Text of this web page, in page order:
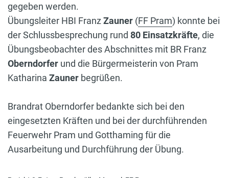
gegeben werden.
Übungsleiter HBI Franz Zauner (FF Pram) konnte bei
der Schlussbesprechung rund 80 Einsatzkräfte, die
Übungsbeobachter des Abschnittes mit BR Franz
Oberndorfer und die Bürgermeisterin von Pram
Katharina Zauner begrüßen.
Brandrat Oberndorfer bedankte sich bei den
eingesetzten Kräften und bei der durchführenden
Feuerwehr Pram und Gotthaming für die
Ausarbeitung und Durchführung der Übung.